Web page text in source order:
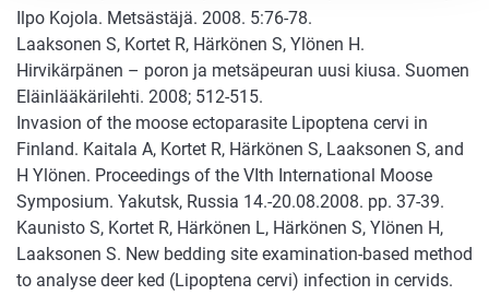
Ilpo Kojola. Metsästäjä. 2008. 5:76-78.
Laaksonen S, Kortet R, Härkönen S, Ylönen H.
Hirvikärpänen – poron ja metsäpeuran uusi kiusa. Suomen
Eläinlääkärilehti. 2008; 512-515.
Invasion of the moose ectoparasite Lipoptena cervi in
Finland. Kaitala A, Kortet R, Härkönen S, Laaksonen S, and
H Ylönen. Proceedings of the VIth International Moose
Symposium. Yakutsk, Russia 14.-20.08.2008. pp. 37-39.
Kaunisto S, Kortet R, Härkönen L, Härkönen S, Ylönen H,
Laaksonen S. New bedding site examination-based method
to analyse deer ked (Lipoptena cervi) infection in cervids.